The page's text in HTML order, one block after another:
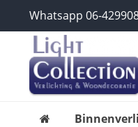
Whatsapp 06-